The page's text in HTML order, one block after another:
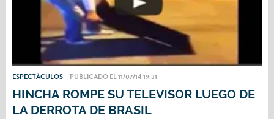
ESPECTÁCULOS PUBLICADO EL 11/07/14 19:31
HINCHA ROMPE SU TELEVISOR LUEGO DE
LA DERROTA DE BRASIL